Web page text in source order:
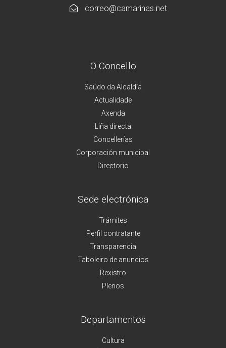
correo@camarinas.net
O Concello
Saúdo da Alcaldía
Actualidade
Axenda
Liña directa
Concellerías
Corporación municipal
Directorio
Sede electrónica
Trámites
Perfil contratante
Transparencia
Taboleiro de anuncios
Rexistro
Plenos
Departamentos
Cultura